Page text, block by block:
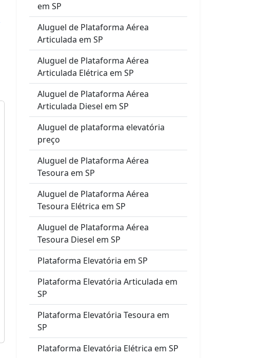
em SP
Aluguel de Plataforma Aérea
Articulada em SP
Aluguel de Plataforma Aérea
Articulada Elétrica em SP
Aluguel de Plataforma Aérea
Articulada Diesel em SP
Aluguel de plataforma elevatória
preço
Aluguel de Plataforma Aérea
Tesoura em SP
Aluguel de Plataforma Aérea
Tesoura Elétrica em SP
Aluguel de Plataforma Aérea
Tesoura Diesel em SP
Plataforma Elevatória em SP
Plataforma Elevatória Articulada em
SP
Plataforma Elevatória Tesoura em
SP
Plataforma Elevatória Elétrica em SP